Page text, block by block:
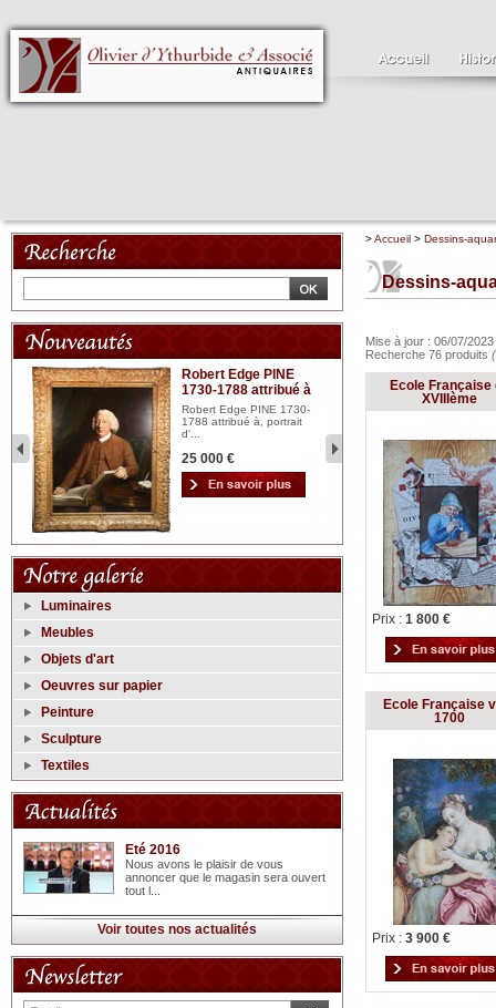
Robert Edge PINE
1730-1788 attribué à
Robert Edge PINE 1730-
1788 attribué à, portrait
d'...
25 000 € 2
Luminaires
Meubles
Objets d'art
Oeuvres sur papier
Peinture
Sculpture
Textiles
Eté 2016
Nous avons le plaisir de vous
annoncer que le magasin sera ouvert
tout l...
Voir toutes nos actualités
>Accueil > Dessins-
Dessins-
Mise à jour : 06/07/
Recherche 76 produits
Ecole Française
XVIIIème
Prix : 1 800 €
Ecole Française
1700
Prix : 3 900 €